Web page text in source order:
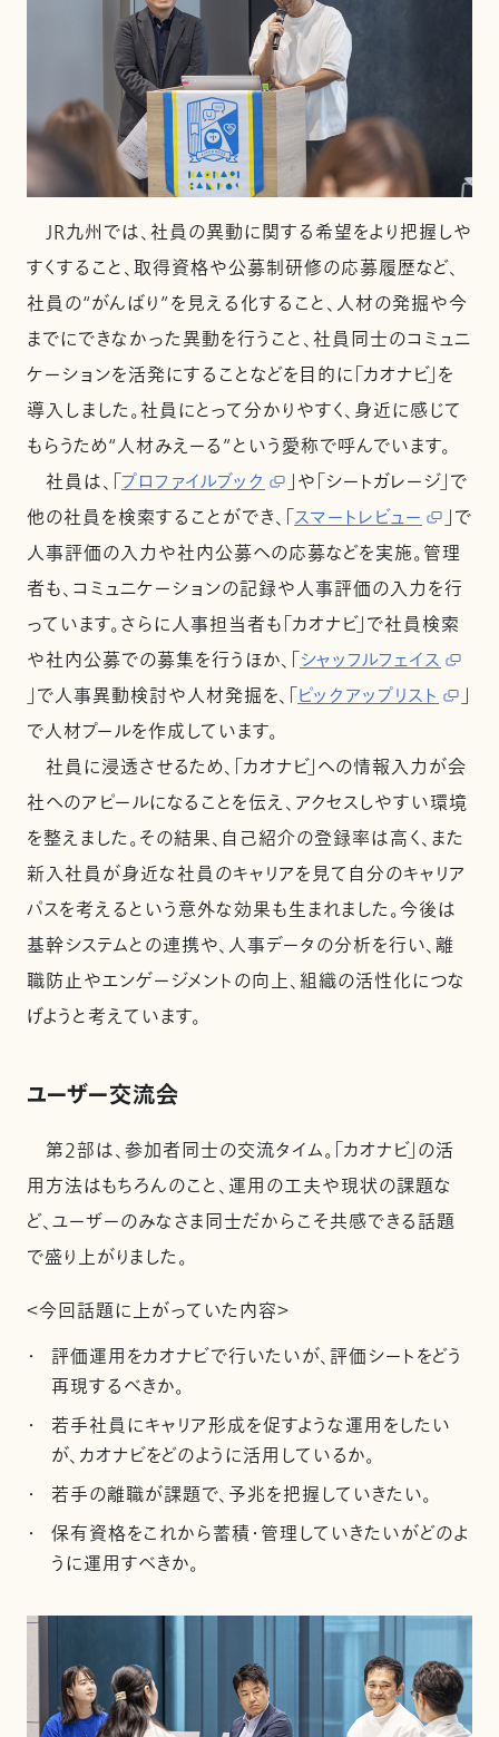
JR九州では、社員の異動に関する希望をより把握しや
すくすること、取得資格や公募制研修の応募履歴など、
社員の“がんばり”を見える化すること、人材の発掘や今
までにできなかった異動を行うこと、社員同士のコミュニ
ケーションを活発にすることなどを目的に「カオナビ」を
導入しました。社員にとって分かりやすく、身近に感じて
もらうため“人材みえーる”という愛称で呼んでいます。
社員は、「プロファイルブック
」や「シートガレージ」で
他の社員を検索することができ、「スマートレビュー
」で
人事評価の入力や社内公募への応募などを実施。管理
者も、コミュニケーションの記録や人事評価の入力を行
っています。さらに人事担当者も「カオナビ」で社員検索
や社内公募での募集を行うほか、「シャッフルフェイス
」で人事異動検討や人材発掘を、「ピックアップリスト
」
で人材プールを作成しています。
社員に浸透させるため、「カオナビ」への情報入力が会
社へのアピールになることを伝え、アクセスしやすい環境
を整えました。その結果、自己紹介の登録率は高く、また
新入社員が身近な社員のキャリアを見て自分のキャリア
パスを考えるという意外な効果も生まれました。今後は
基幹システムとの連携や、人事データの分析を行い、離
職防止やエンゲージメントの向上、組織の活性化につな
げようと考えています。
ユーザー交流会
第2部は、参加者同士の交流タイム。「カオナビ」の活
用方法はもちろんのこと、運用の工夫や現状の課題な
ど、ユーザーのみなさま同士だからこそ共感できる話題
で盛り上がりました。
＜今回話題に上がっていた内容＞
評価運用をカオナビで行いたいが、評価シートをどう
再現するべきか。
若手社員にキャリア形成を促すような運用をしたい
が、カオナビをどのように活用しているか。
若手の離職が課題で、予兆を把握していきたい。
保有資格をこれから蓄積・管理していきたいがどのよ
うに運用すべきか。